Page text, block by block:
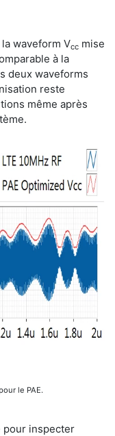
waveform Vcc mise
à la
deux waveforms
reste
même après
le PAE.
pour inspecter